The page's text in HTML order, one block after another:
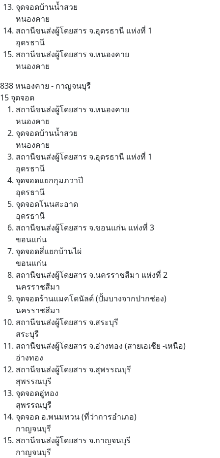
จุดจอดบ้านน้ำสวย
หนองคาย
สถานีขนส่งผู้โดยสาร จ.อุดรธานี แห่งที่ 1
อุดรธานี
สถานีขนส่งผู้โดยสาร จ.หนองคาย
หนองคาย
838หนองคาย - กาญจนบุรี
15 จุดจอด
สถานีขนส่งผู้โดยสาร จ.หนองคาย
หนองคาย
จุดจอดบ้านน้ำสวย
หนองคาย
สถานีขนส่งผู้โดยสาร จ.อุดรธานี แห่งที่ 1
อุดรธานี
จุดจอดแยกกุมภวาปี
อุดรธานี
จุดจอดโนนสะอาด
อุดรธานี
สถานีขนส่งผู้โดยสาร จ.ขอนแก่น แห่งที่ 3
ขอนแก่น
จุดจอดสี่แยกบ้านไผ่
ขอนแก่น
สถานีขนส่งผู้โดยสาร จ.นครราชสีมา แห่งที่ 2
นครราชสีมา
จุดจอดร้านแมคโดนัลด์ (ปั้มบางจากปากช่อง)
นครราชสีมา
สถานีขนส่งผู้โดยสาร จ.สระบุรี
สระบุรี
สถานีขนส่งผู้โดยสาร จ.อ่างทอง (สายเอเชีย -เหนือ)
อ่างทอง
สถานีขนส่งผู้โดยสาร จ.สุพรรณบุรี
สุพรรณบุรี
จุดจอดอู่ทอง
สุพรรณบุรี
จุดจอด อ.พนมทวน (ที่ว่าการอำเภอ)
กาญจนบุรี
สถานีขนส่งผู้โดยสาร จ.กาญจนบุรี
กาญจนบุรี